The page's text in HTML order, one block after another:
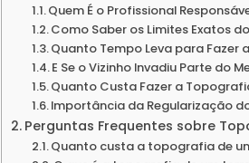
Quem É o Profissional
Como Saber os Limites Exatos
Quanto Tempo Leva para Fazer
E Se o Vizinho Invadiu Parte do
Quanto Custa Fazer a
Importância da Regularização
Perguntas Frequentes sobre
Quanto custa a topografia de